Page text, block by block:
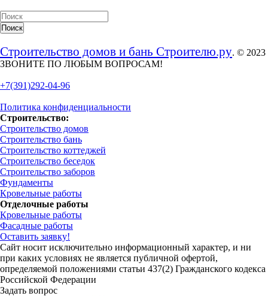
Строительство домов и бань Строителю.ру. © 2023
ЗВОНИТЕ ПО ЛЮБЫМ ВОПРОСАМ!
+7(391)292-04-96
Политика конфиденциальности
Строительство:
Строительство домов
Строительство бань
Строительство коттеджей
Строительство беседок
Строительство заборов
Фундаменты
Кровельные работы
Отделочные работы
Кровельные работы
Фасадные работы
Оставить заявку!
Сайт носит исключительно информационный характер, и ни
при каких условиях не является публичной офертой,
определяемой положениями статьи 437(2) Гражданского кодекса
Российской Федерации
Задать вопрос